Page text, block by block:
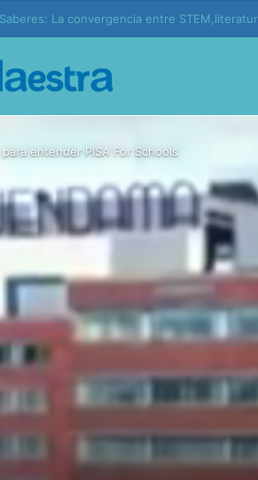
Generaciones conectadas: educación y vida
para entender PISA For Schools